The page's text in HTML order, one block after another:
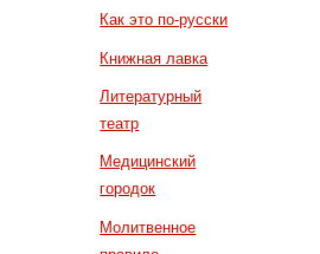
Как это по-русски
Книжная лавка
Литературный
театр
Медицинский
городок
Молитвенное